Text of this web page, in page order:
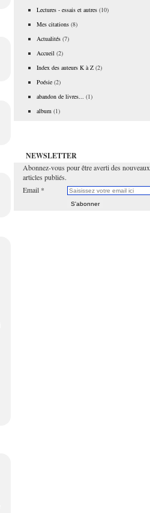
Lectures - essais et autres (10)
Mes citations (8)
Actualités (7)
Accueil (2)
Index des auteurs K à Z (2)
Poésie (2)
abandon de livres... (1)
album (1)
NEWSLETTER
Abonnez-vous pour être averti des nouveaux
articles publiés.
Email